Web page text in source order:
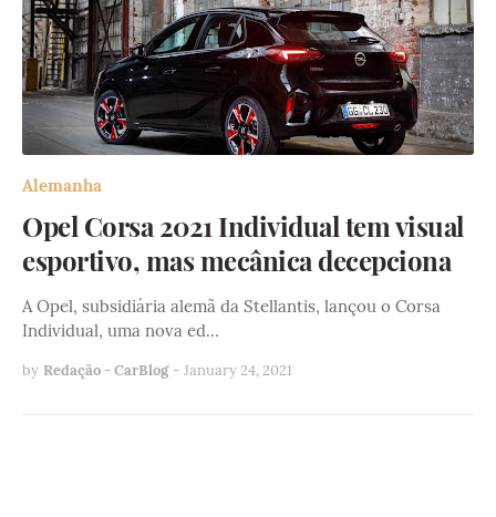
Alemanha
Opel Corsa 2021 Individual tem visual
esportivo, mas mecânica decepciona
A Opel, subsidiária alemã da Stellantis, lançou o Corsa
Individual, uma nova ed…
by Redação - CarBlog - January 24, 2021